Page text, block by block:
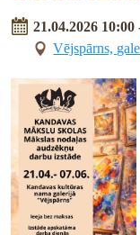
21.04.2026 10:00
Vējspārns,